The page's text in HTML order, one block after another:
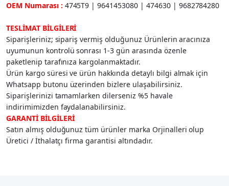
OEM Numarası : 4745T9 | 9641453080 | 474630 | 9682784280
TESLİMAT BİLGİLERİ
Siparişleriniz; sipariş vermiş olduğunuz Ürünlerin aracınıza
uyumunun kontrolü sonrası 1-3 gün arasında özenle
paketlenip tarafınıza kargolanmaktadır.
Ürün kargo süresi ve ürün hakkında detaylı bilgi almak için
Whatsapp butonu üzerinden bizlere ulaşabilirsiniz.
Siparişlerinizi tamamlarken dilerseniz %5 havale
indirimimizden faydalanabilirsiniz.
GARANTİ BİLGİLERİ
Satın almış olduğunuz tüm ürünler marka Orjinalleri olup
Üretici / İthalatçı firma garantisi altındadır.